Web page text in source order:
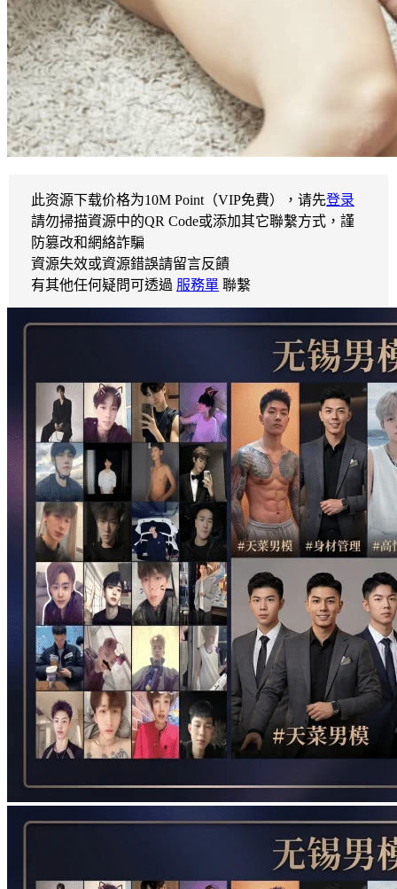
此资源下载价格为10M Point（VIP免費），请先登录
請勿掃描資源中的QR Code或添加其它聯繫方式，謹
防篡改和網絡詐騙
資源失效或資源錯誤請留言反饋
有其他任何疑問可透過 服務單 聯繫